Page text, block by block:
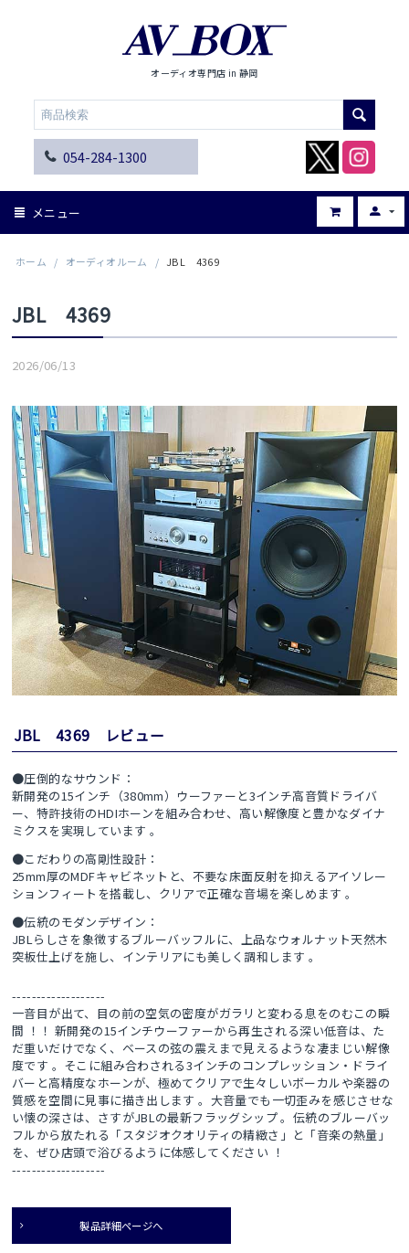
オーディオ専門店 in 静岡
054-284-1300
メニュー
ホーム / オーディオルーム / JBL 4369
JBL 4369
2026/06/13
JBL 4369 レビュー
●圧倒的なサウンド：
新開発の15インチ（380mm）ウーファーと3インチ高音質ドライバ
ー、特許技術のHDIホーンを組み合わせ、高い解像度と豊かなダイナ
ミクスを実現しています 。
●こだわりの高剛性設計：
25mm厚のMDFキャビネットと、不要な床面反射を抑えるアイソレー
ションフィートを搭載し、クリアで正確な音場を楽しめます 。
●伝統のモダンデザイン：
JBLらしさを象徴するブルーバッフルに、上品なウォルナット天然木
突板仕上げを施し、インテリアにも美しく調和します 。
-------------------
一音目が出て、目の前の空気の密度がガラリと変わる息をのむこの瞬
間 ！！ 新開発の15インチウーファーから再生される深い低音は、た
だ重いだけでなく、ベースの弦の震えまで見えるような凄まじい解像
度です 。そこに組み合わされる3インチのコンプレッション・ドライ
バーと高精度なホーンが、極めてクリアで生々しいボーカルや楽器の
質感を空間に見事に描き出します 。大音量でも一切歪みを感じさせな
い懐の深さは、さすがJBLの最新フラッグシップ 。伝統のブルーバッ
フルから放たれる「スタジオクオリティの精緻さ」と「音楽の熱量」
を、ぜひ店頭で浴びるように体感してください ！
-------------------
製品詳細ページへ